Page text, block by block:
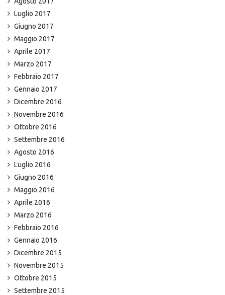
Luglio 2017
Giugno 2017
Maggio 2017
Aprile 2017
Marzo 2017
Febbraio 2017
Gennaio 2017
Dicembre 2016
Novembre 2016
Ottobre 2016
Settembre 2016
Agosto 2016
Luglio 2016
Giugno 2016
Maggio 2016
Aprile 2016
Marzo 2016
Febbraio 2016
Gennaio 2016
Dicembre 2015
Novembre 2015
Ottobre 2015
Settembre 2015